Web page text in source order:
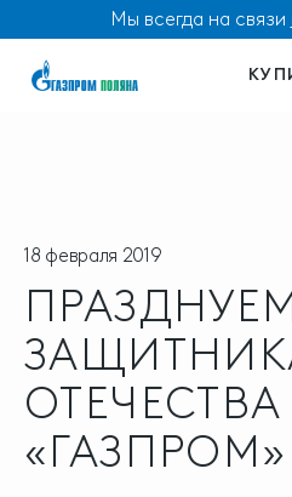
Мы всегда на связи
18 февраля 2019
ОТЕЧЕСТВА
«ГАЗПРОМ»